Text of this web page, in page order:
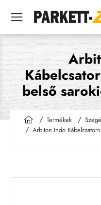
belső
h
Termékek
Arbiton Indo